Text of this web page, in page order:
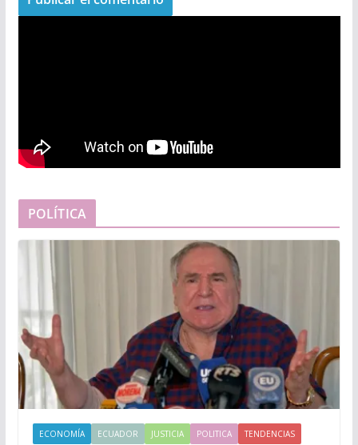
POLÍTICA
ECONOMÍA ECUADOR JUSTICIA POLITICA TENDENCIAS